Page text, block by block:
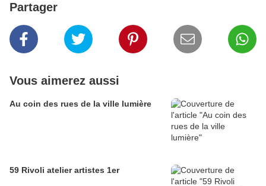
Partager
Vous aimerez aussi
Au coin des rues de la ville lumière
59 Rivoli atelier artistes 1er